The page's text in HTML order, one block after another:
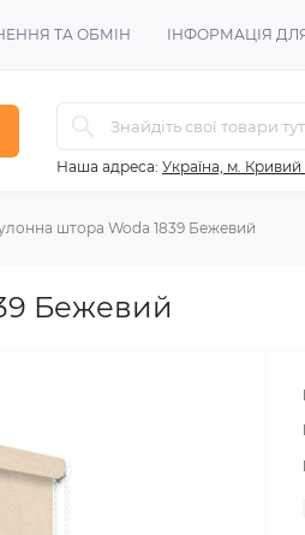
ТА ОБМІН ІНФОРМАЦІЯ
Наша адреса: Україна, м. Кривий
штора Woda 1839 Бежевий
Бежевий